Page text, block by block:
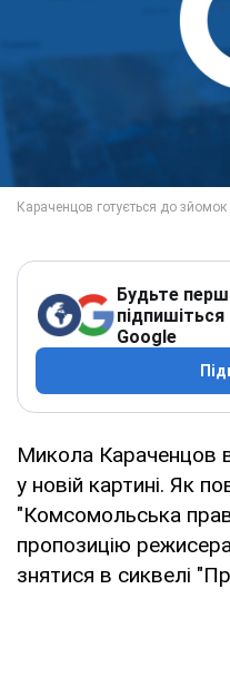
Будьте
Google
Микола Караченцов
у новій картині. Як
"Комсомольська
пропозицію
знятися в сиквелі